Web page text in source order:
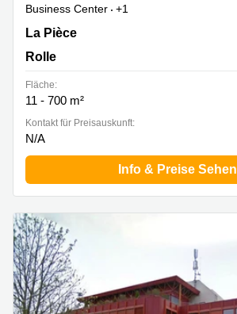
Business Center
+1
Z. A. La Pièce 1, Rolle
La Pièce
Rolle
Fläche:
11 - 700 m²
Kontakt für Preisauskunft:
N/A
Info & Preise Sehen